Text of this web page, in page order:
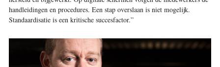
handleidingen en procedures. Een stap overslaan is niet mogelijk.
Standaardisatie is een kritische succesfactor.”